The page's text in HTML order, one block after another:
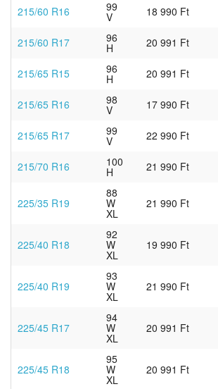
215/60 R16 99
V 18 990 Ft
215/60 R17 96
H 20 991 Ft
215/65 R15 96
H 20 991 Ft
215/65 R16 98
V 17 990 Ft
215/65 R17 99
V 22 990 Ft
215/70 R16 100
H 21 990 Ft
225/35 R19
88
W
XL
21 990 Ft
225/40 R18
92
W
XL
19 990 Ft
225/40 R19
93
W
XL
21 990 Ft
225/45 R17
94
W
XL
20 991 Ft
225/45 R18
95
W
XL
20 991 Ft